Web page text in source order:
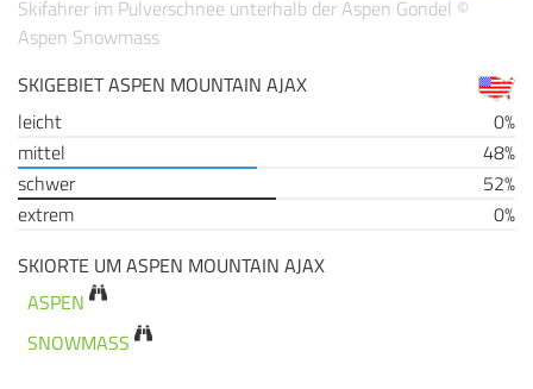
Skifahrer im Pulverschnee unterhalb der Aspen Gondel ©
Aspen Snowmass
SKIGEBIET ASPEN MOUNTAIN AJAX
leicht
0%
mittel
48%
schwer
52%
extrem
0%
SKIORTE UM ASPEN MOUNTAIN AJAX
ASPEN
SNOWMASS